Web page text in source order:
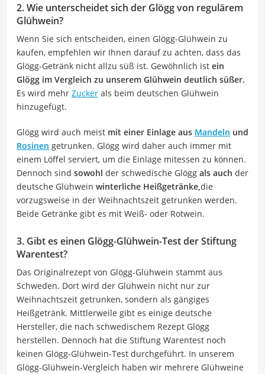
2. Wie unterscheidet sich der Glögg von regulärem
Glühwein?
Wenn Sie sich entscheiden, einen Glögg-Glühwein zu
kaufen, empfehlen wir Ihnen darauf zu achten, dass das
Glögg-Getränk nicht allzu süß ist. Gewöhnlich ist ein
Glögg im Vergleich zu unserem Glühwein deutlich süßer.
Es wird mehr Zucker als beim deutschen Glühwein
hinzugefügt.
Glögg wird auch meist mit einer Einlage aus Mandeln und
Rosinen getrunken. Glögg wird daher auch immer mit
einem Löffel serviert, um die Einlage mitessen zu können.
Dennoch sind sowohl der schwedische Glögg als auch der
deutsche Glühwein winterliche Heißgetränke, die
vorzugsweise in der Weihnachtszeit getrunken werden.
Beide Getränke gibt es mit Weiß- oder Rotwein.
3. Gibt es einen Glögg-Glühwein-Test der Stiftung
Warentest?
Das Originalrezept von Glögg-Glühwein stammt aus
Schweden. Dort wird der Glühwein nicht nur zur
Weihnachtszeit getrunken, sondern als gängiges
Heißgetränk. Mittlerweile gibt es einige deutsche
Hersteller, die nach schwedischem Rezept Glögg
herstellen. Dennoch hat die Stiftung Warentest noch
keinen Glögg-Glühwein-Test durchgeführt. In unserem
Glögg-Glühwein-Vergleich haben wir mehrere Glühweine